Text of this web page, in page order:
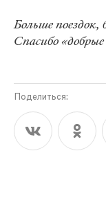
Больше
Спасибо
Поделиться: